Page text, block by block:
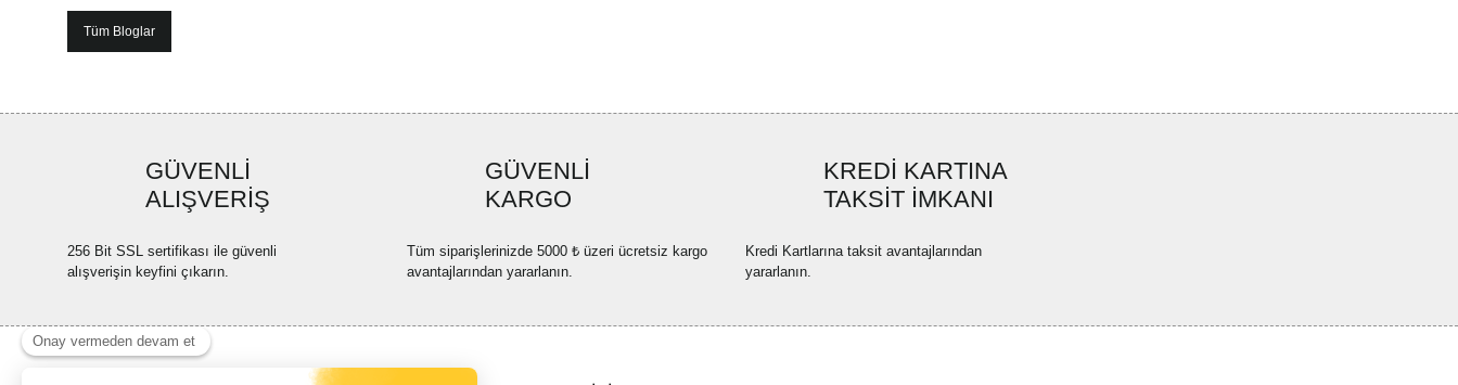
Tüm Bloglar
GÜVENLİ
ALIŞVERİŞ
256 Bit SSL sertifikası ile güvenli
alışverişin keyfini çıkarın.
GÜVENLİ
KARGO
Tüm siparişlerinizde 5000 ₺ üzeri ücretsiz kargo
avantajlarından yararlanın.
KREDİ KARTINA
TAKSİT İMKANI
Kredi Kartlarına taksit avantajlarından
yararlanın.